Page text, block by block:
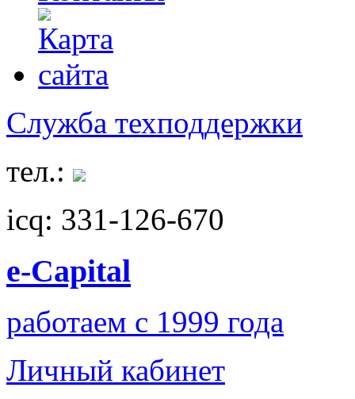
Служба техподдержки
тел.:
icq: 331-126-670
e-Capital
работаем с 1999 года
Личный кабинет